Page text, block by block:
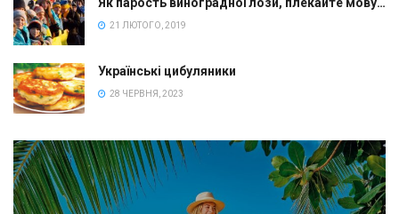
21 ЛЮТОГО, 2019
Українські цибуляники
28 ЧЕРВНЯ, 2023